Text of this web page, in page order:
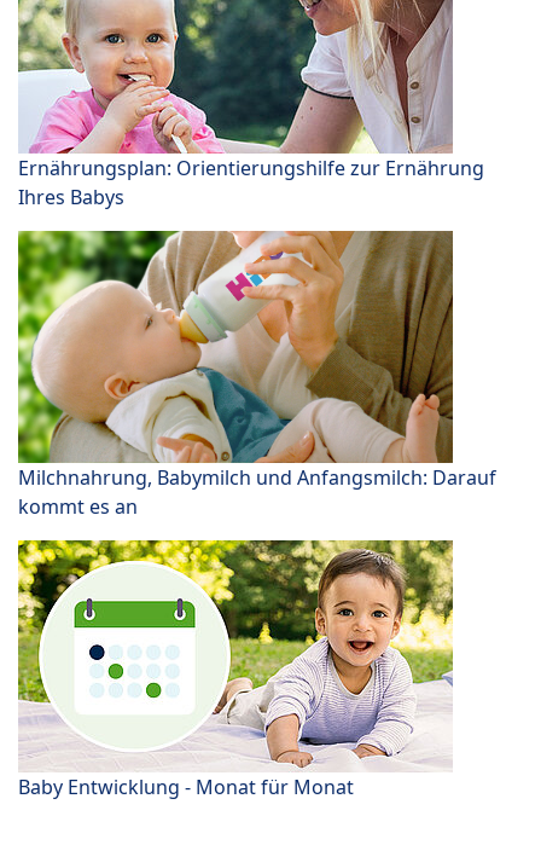
Ernährungsplan: Orientierungshilfe zur Ernährung
Ihres Babys
Milchnahrung, Babymilch und Anfangsmilch: Darauf
kommt es an
Baby Entwicklung - Monat für Monat